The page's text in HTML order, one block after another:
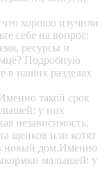
что хорошо изучили
себе на вопрос:
ресурсы и
Подробную
в наших разделах
такой срок
у них
независимость.
щенков или котят
новый дом.Именно
малышей: у